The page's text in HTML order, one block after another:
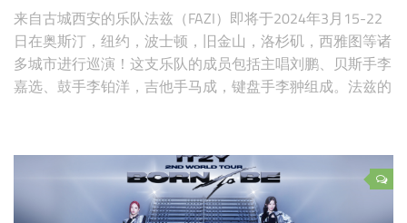
来自古城西安的乐队法兹（FAZI）即将于2024年3月15-22
日在奥斯汀，纽约，波士顿，旧金山，洛杉矶，西雅图等诸
多城市进行巡演！这支乐队的成员包括主唱刘鹏、贝斯手李
嘉选、鼓手李铂洋，吉他手马成，键盘手李翀组成。法兹的
也曾经在世界范围内进行多次巡演。喜欢他们的抓紧订票
了！ 2024年3月1